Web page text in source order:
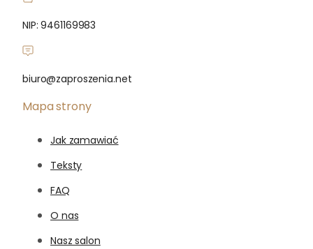
NIP: 9461169983
biuro@zaproszenia.net
Mapa strony
Jak zamawiać
Teksty
FAQ
O nas
Nasz salon